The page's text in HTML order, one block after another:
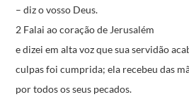
– diz o vosso Deus.
2 Falai ao coração de Jerusalém
e dizei em alta vozque sua servidão
culpas foi cumprida; ela recebeu das
por todos os seus pecados.